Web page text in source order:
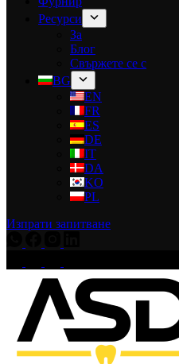
Ресурси
За
Блог
Свържете се с
BG
EN
FR
ES
DE
IT
DA
KO
PL
Изпрати запитване